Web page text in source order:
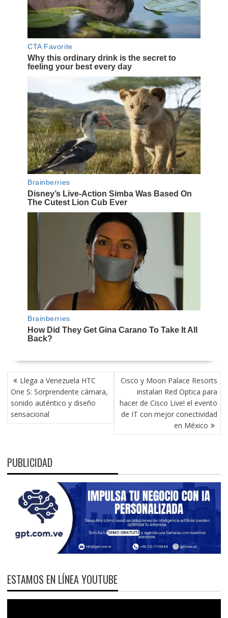
NAVEGACIÓN
DE
ENTRADAS
Llega a Venezuela HTC
One S: Sorprendente cámara,
sonido auténtico y diseño
sensacional
Cisco y Moon Palace Resorts
instalan Red Optica para
hacer de Cisco Live! el evento
de IT con mejor conectividad
en México
PUBLICIDAD
ESTAMOS EN LÍNEA YOUTUBE